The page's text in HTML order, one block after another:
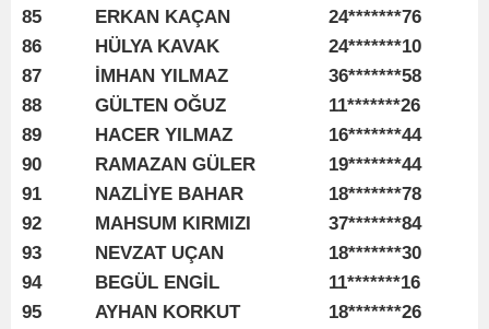
85
ERKAN KAÇAN
24*******76
86
HÜLYA KAVAK
24*******10
87
İMHAN YILMAZ
36*******58
88
GÜLTEN OĞUZ
11*******26
89
HACER YILMAZ
16*******44
90
RAMAZAN GÜLER
19*******44
91
NAZLİYE BAHAR
18*******78
92
MAHSUM KIRMIZI
37*******84
93
NEVZAT UÇAN
18*******30
94
BEGÜL ENGİL
11*******16
95
AYHAN KORKUT
18*******26